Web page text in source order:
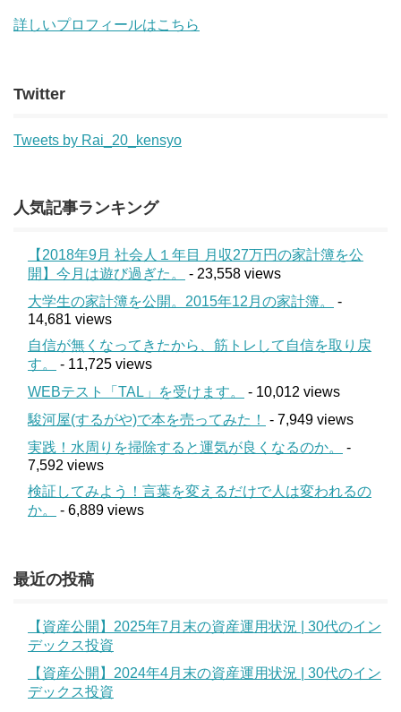
詳しいプロフィールはこちら
Twitter
Tweets by Rai_20_kensyo
人気記事ランキング
【2018年9月 社会人１年目 月収27万円の家計簿を公
開】今月は遊び過ぎた。
- 23,558 views
大学生の家計簿を公開。2015年12月の家計簿。
-
14,681 views
自信が無くなってきたから、筋トレして自信を取り戻
す。
- 11,725 views
WEBテスト「TAL」を受けます。
- 10,012 views
駿河屋(するがや)で本を売ってみた！
- 7,949 views
実践！水周りを掃除すると運気が良くなるのか。
-
7,592 views
検証してみよう！言葉を変えるだけで人は変われるの
か。
- 6,889 views
最近の投稿
【資産公開】2025年7月末の資産運用状況 | 30代のイン
デックス投資
【資産公開】2024年4月末の資産運用状況 | 30代のイン
デックス投資